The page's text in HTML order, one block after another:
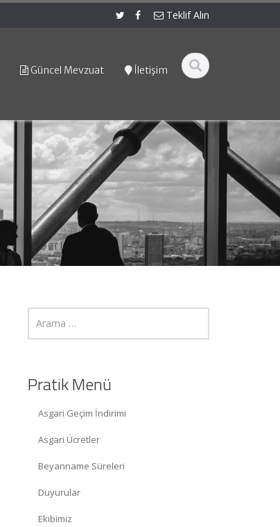
Teklif Alın
Güncel Mevzuat İletişim
Pratik Menü
Asgari Geçim İndirimi
Asgari Ücretler
Beyanname Süreleri
Duyurular
Ekibimiz